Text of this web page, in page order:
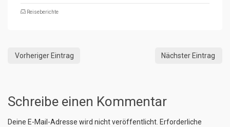
Reiseberichte
Vorheriger Eintrag Nächster Eintrag
Schreibe einen Kommentar
Deine E-Mail-Adresse wird nicht veröffentlicht. Erforderliche